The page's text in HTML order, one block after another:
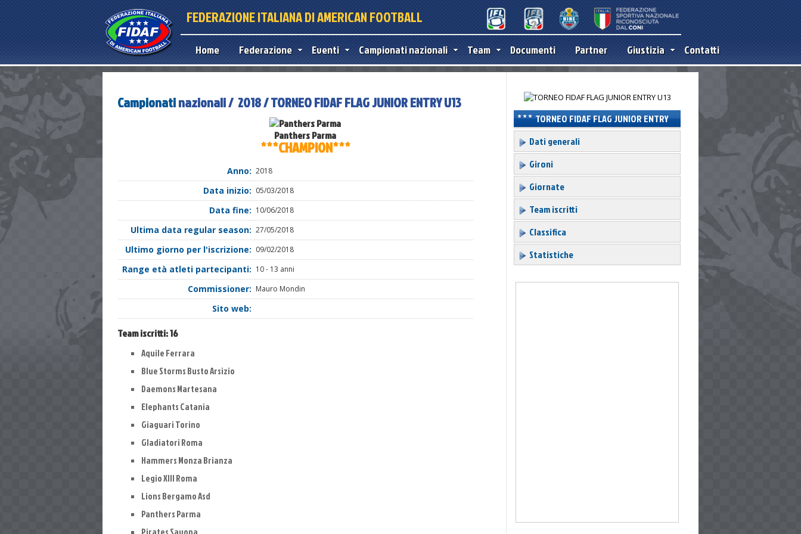
FEDERAZIONE ITALIANA DI AMERICAN FOOTBALL
Home Federazione Eventi Campionati nazionali Team Documenti Partner Giustizia Contatti
Campionatinazionali / 2018 / TORNEO FIDAF FLAG JUNIOR ENTRY U13
Panthers Parma
***CHAMPION***
Anno: 2018
Data inizio: 05/03/2018
Data fine: 10/06/2018
Ultima data regular season: 27/05/2018
Ultimo giorno per l'iscrizione: 09/02/2018
Range età atleti partecipanti: 10 - 13 anni
Commissioner: Mauro Mondin
Sito web:
Team iscritti:16
Aquile Ferrara
Blue Storms Busto Arsizio
Daemons Martesana
Elephants Catania
Giaguari Torino
Gladiatori Roma
Hammers Monza Brianza
Legio XIII Roma
Lions Bergamo Asd
Panthers Parma
TORNEO FIDAF FLAG JUNIOR ENTRY
U13 2018
Dati generali
Gironi
Giornate
Team iscritti
Classifica
Statistiche